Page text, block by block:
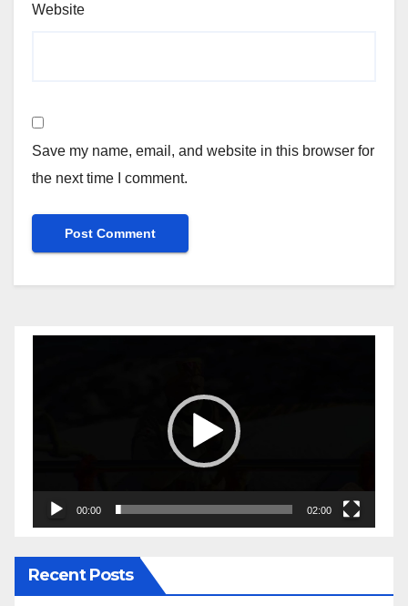
Website
Save my name, email, and website in this browser for
the next time I comment.
00:00 02:00
Recent Posts